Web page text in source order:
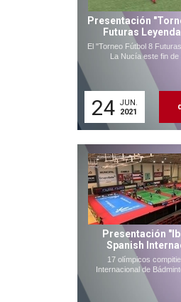
Presentación
Futuras
El "Torneo Fútbol 8
La Nucía este fin de
24 JUN.
2021
Presentación
Spanish
17 olímpicos
Internacional de